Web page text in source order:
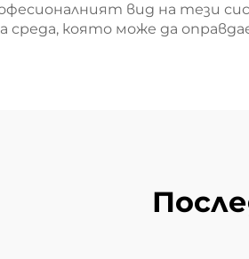
вид на тези
която може да